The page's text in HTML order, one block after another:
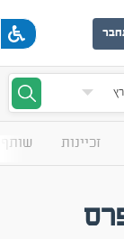
זכיינות